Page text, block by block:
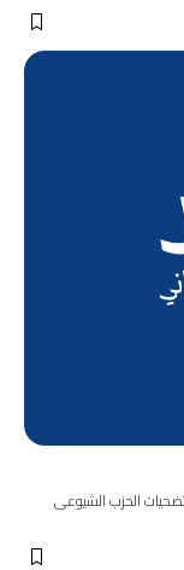
الحزب الشيوعى